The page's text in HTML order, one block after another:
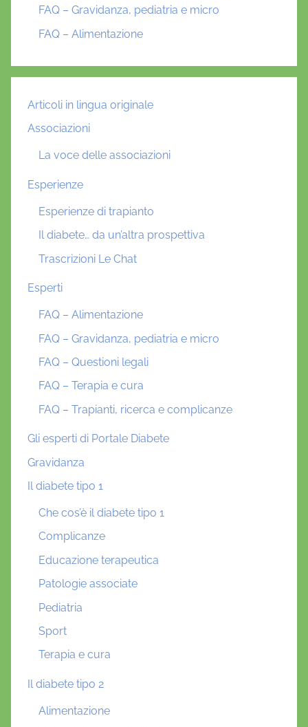
FAQ – Gravidanza, pediatria e micro
FAQ – Alimentazione
Articoli in lingua originale
Associazioni
La voce delle associazioni
Esperienze
Esperienze di trapianto
Il diabete… da un’altra prospettiva
Trascrizioni Le Chat
Esperti
FAQ – Alimentazione
FAQ – Gravidanza, pediatria e micro
FAQ – Questioni legali
FAQ – Terapia e cura
FAQ – Trapianti, ricerca e complicanze
Gli esperti di Portale Diabete
Gravidanza
Il diabete tipo 1
Che cos’è il diabete tipo 1
Complicanze
Educazione terapeutica
Patologie associate
Pediatria
Sport
Terapia e cura
Il diabete tipo 2
Alimentazione